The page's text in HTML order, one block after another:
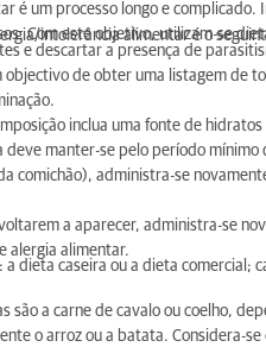
é um processo longo e
Com este objetivo, utilizam-se
intolerância alimentar é o
e descartar a presença de
de obter uma listagem de
inclua uma fonte de
manter-se pelo período mínimo
comichão), administra-se
a aparecer, administra-se
alergia alimentar.
dieta caseira ou a dieta comercial;
são a carne de cavalo ou coelho,
o arroz ou a batata. Considera-